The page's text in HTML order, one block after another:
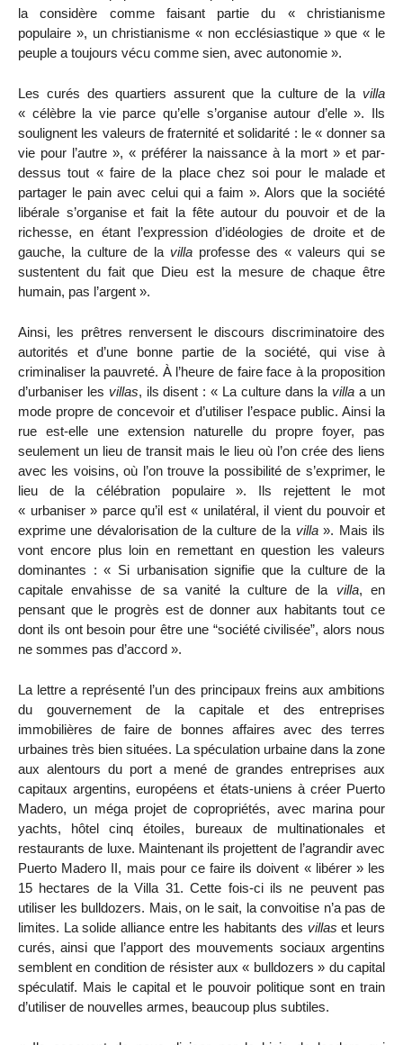
la considère comme faisant partie du « christianisme
populaire », un christianisme « non ecclésiastique » que « le
peuple a toujours vécu comme sien, avec autonomie ».
Les curés des quartiers assurent que la culture de la villa
« célèbre la vie parce qu’elle s’organise autour d’elle ». Ils
soulignent les valeurs de fraternité et solidarité : le « donner sa
vie pour l’autre », « préférer la naissance à la mort » et par-
dessus tout « faire de la place chez soi pour le malade et
partager le pain avec celui qui a faim ». Alors que la société
libérale s’organise et fait la fête autour du pouvoir et de la
richesse, en étant l’expression d’idéologies de droite et de
gauche, la culture de la villa professe des « valeurs qui se
sustentent du fait que Dieu est la mesure de chaque être
humain, pas l’argent ».
Ainsi, les prêtres renversent le discours discriminatoire des
autorités et d’une bonne partie de la société, qui vise à
criminaliser la pauvreté. À l’heure de faire face à la proposition
d’urbaniser les villas, ils disent : « La culture dans la villa a un
mode propre de concevoir et d’utiliser l’espace public. Ainsi la
rue est-elle une extension naturelle du propre foyer, pas
seulement un lieu de transit mais le lieu où l’on crée des liens
avec les voisins, où l’on trouve la possibilité de s’exprimer, le
lieu de la célébration populaire ». Ils rejettent le mot
« urbaniser » parce qu’il est « unilatéral, il vient du pouvoir et
exprime une dévalorisation de la culture de la villa». Mais ils
vont encore plus loin en remettant en question les valeurs
dominantes : « Si urbanisation signifie que la culture de la
capitale envahisse de sa vanité la culture de la villa, en
pensant que le progrès est de donner aux habitants tout ce
dont ils ont besoin pour être une “société civilisée”, alors nous
ne sommes pas d’accord ».
La lettre a représenté l’un des principaux freins aux ambitions
du gouvernement de la capitale et des entreprises
immobilières de faire de bonnes affaires avec des terres
urbaines très bien situées. La spéculation urbaine dans la zone
aux alentours du port a mené de grandes entreprises aux
capitaux argentins, européens et états-uniens à créer Puerto
Madero, un méga projet de copropriétés, avec marina pour
yachts, hôtel cinq étoiles, bureaux de multinationales et
restaurants de luxe. Maintenant ils projettent de l’agrandir avec
Puerto Madero II, mais pour ce faire ils doivent « libérer » les
15 hectares de la Villa 31. Cette fois-ci ils ne peuvent pas
utiliser les bulldozers. Mais, on le sait, la convoitise n’a pas de
limites. La solide alliance entre les habitants des villas et leurs
curés, ainsi que l’apport des mouvements sociaux argentins
semblent en condition de résister aux « bulldozers » du capital
spéculatif. Mais le capital et le pouvoir politique sont en train
d’utiliser de nouvelles armes, beaucoup plus subtiles.